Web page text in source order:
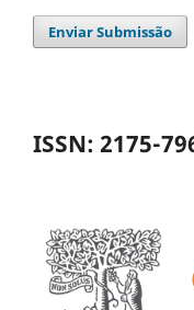
Enviar Submissão
ISSN: 2175-